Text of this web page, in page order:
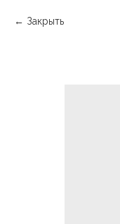
Закрыть